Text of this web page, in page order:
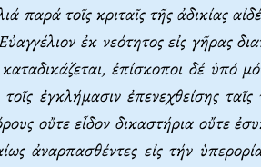
παρά τοῖς κριταῖς τῆς ἀδικίας
ἐκ νεότητος εἰς γῆρας
ἐπίσκοποι δέ ὑπό
ἐγκλήμασιν ἐπενεχθείσης ταῖς
οὔτε εἶδον δικαστήρια οὔτε
ἀναρπασθέντες εἰς τήν